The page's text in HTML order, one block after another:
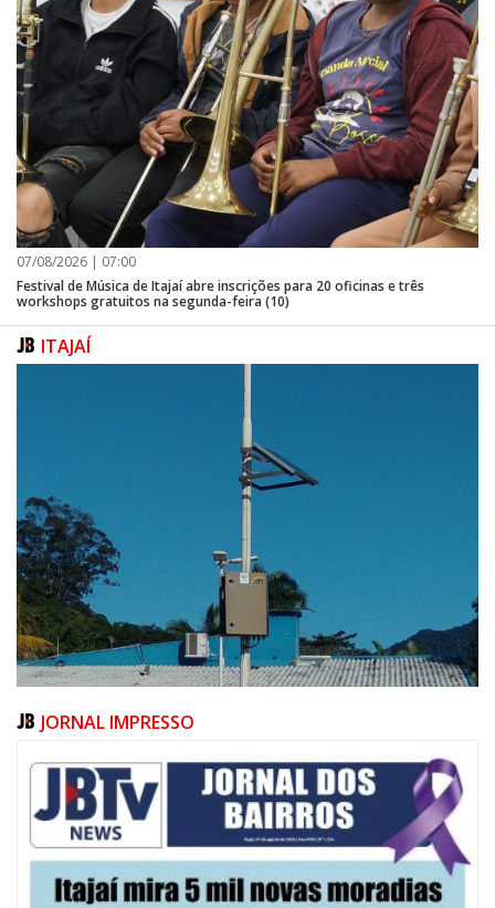
07/08/2026 | 07:00
Festival de Música de Itajaí abre inscrições para 20 oficinas e três
workshops gratuitos na segunda-feira (10)
ITAJAÍ
07/08/2026 | 10:15
Defesa Civil de Itajaí e Univali ampliam monitoramento das marés com
novo marégrafo
JORNAL IMPRESSO